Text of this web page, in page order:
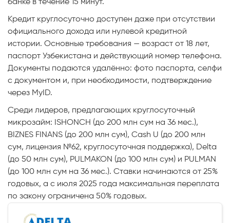
банке в течение 15 минут.
Кредит круглосуточно доступен даже при отсутствии
официального дохода или нулевой кредитной
истории. Основные требования — возраст от 18 лет,
паспорт Узбекистана и действующий номер телефона.
Документы подаются удалённо: фото паспорта, селфи
с документом и, при необходимости, подтверждение
через MyID.
Среди лидеров, предлагающих круглосуточный
микрозайм: ISHONCH (до 200 млн сум на 36 мес.),
BIZNES FINANS (до 200 млн сум), Cash U (до 200 млн
сум, лицензия №62, круглосуточная поддержка), Delta
(до 50 млн сум), PULMAKON (до 100 млн сум) и PULMAN
(до 100 млн сум на 36 мес.). Ставки начинаются от 25%
годовых, а с июля 2025 года максимальная переплата
по закону ограничена 50% годовых.